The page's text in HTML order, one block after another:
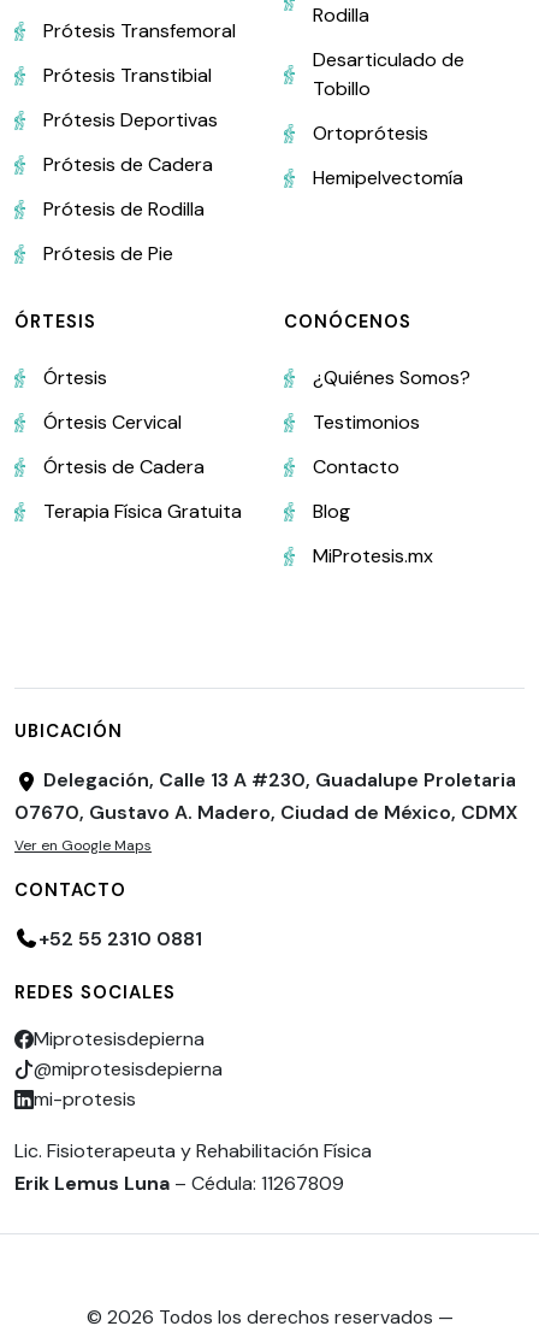
Prótesis Transfemoral
Prótesis Transtibial
Prótesis Deportivas
Prótesis de Cadera
Prótesis de Rodilla
Prótesis de Pie
Rodilla
Desarticulado de
Tobillo
Ortoprótesis
Hemipelvectomía
ÓRTESIS
Órtesis
Órtesis Cervical
Órtesis de Cadera
Terapia Física Gratuita
CONÓCENOS
¿Quiénes Somos?
Testimonios
Contacto
Blog
MiProtesis.mx
UBICACIÓN
Delegación, Calle 13 A #230, Guadalupe Proletaria
07670, Gustavo A. Madero, Ciudad de México, CDMX
Ver en Google Maps
CONTACTO
+52 55 2310 0881
REDES SOCIALES
Miprotesisdepierna
@miprotesisdepierna
mi-protesis
Lic. Fisioterapeuta y Rehabilitación Física
Erik Lemus Luna – Cédula: 11267809
© 2026 Todos los derechos reservados —